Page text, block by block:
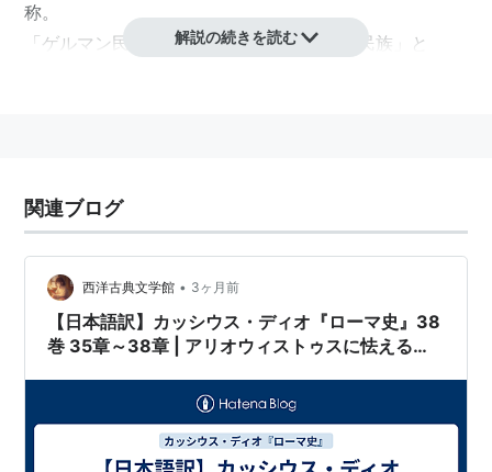
称。
「ゲルマン民族」との使い分けは普通に「民族」と
言語は印欧語族のゲルマン語（ゲルマン語派）であり、
となっている。
文字資料はほぼ、カエサルの「ガリア戦記」とタキトゥ
スの「ゲルマニア」だけに依存しており、いずれもロー
多数の部族に分かれており、ゴート族、キンブリ族とテ
*1、ケルスキ族 *2 、フランク族など、歴史上に
解説の続きを読む
関連ブログ
西洋古典文学館 • 3ヶ月前
【日本語訳】カッシウス・ディオ『ローマ史』38
巻 35章～38章 | アリオウィストゥスに怯える配